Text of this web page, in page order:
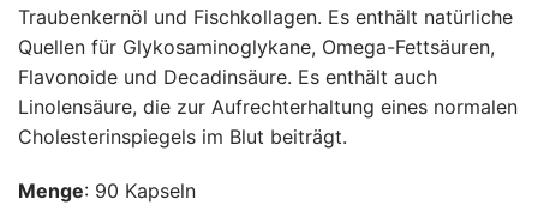
Traubenkernöl und Fischkollagen. Es enthält natürliche
Quellen für Glykosaminoglykane, Omega-Fettsäuren,
Flavonoide und Decadinsäure. Es enthält auch
Linolensäure, die zur Aufrechterhaltung eines normalen
Cholesterinspiegels im Blut beiträgt.
Menge: 90 Kapseln